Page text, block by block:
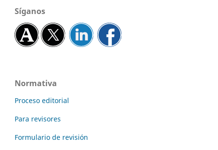
Síganos
Normativa
Proceso editorial
Para revisores
Formulario de revisión